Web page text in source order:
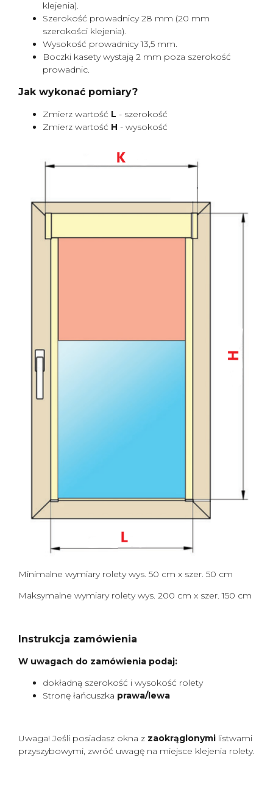
klejenia).
Szerokość prowadnicy 28 mm (20 mm
szerokości klejenia).
Wysokość prowadnicy 13,5 mm.
Boczki kasety wystają 2 mm poza szerokość
prowadnic.
Jak wykonać pomiary?
Zmierz wartość L - szerokość
Zmierz wartość H - wysokość
Minimalne wymiary rolety wys. 50 cm x szer. 50 cm
Maksymalne wymiary rolety wys. 200 cm x szer. 150 cm
Instrukcja zamówienia
W uwagach do zamówienia podaj:
dokładną szerokość i wysokość rolety
Stronę łańcuszka prawa/lewa
Uwaga! Jeśli posiadasz okna z zaokrąglonymi listwami
przyszybowymi, zwróć uwagę na miejsce klejenia rolety.